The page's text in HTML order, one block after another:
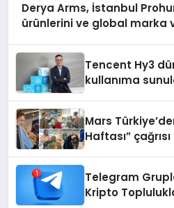
Derya Arms, İstanbul
ürünlerini ve global marka
Tencent Hy3
kullanıma
Mars
Haftası” çağrısı
Telegram
Kripto